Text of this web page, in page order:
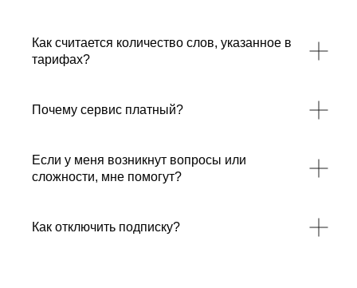
Как считается количество слов, указанное в
тарифах?
Почему сервис платный?
Если у меня возникнут вопросы или
сложности, мне помогут?
Как отключить подписку?